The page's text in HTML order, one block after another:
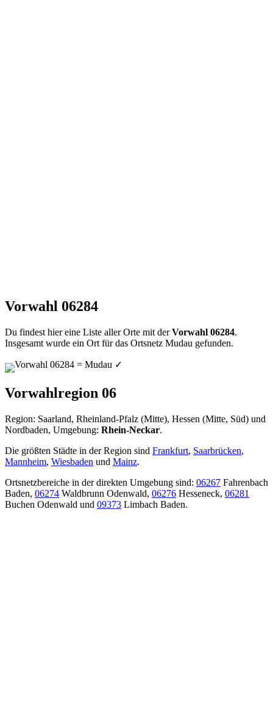
Vorwahl 06284
Du findest hier eine Liste aller Orte mit derVorwahl 06284.
Insgesamt wurde ein Ort für das Ortsnetz Mudau gefunden.
Vorwahl 06284 = Mudau ✓
Vorwahlregion 06
Region: Saarland, Rheinland-Pfalz (Mitte), Hessen (Mitte, Süd) und
Nordbaden, Umgebung: Rhein-Neckar.
Die größten Städte in der Region sind Frankfurt, Saarbrücken,
Mannheim, Wiesbaden und Mainz.
Ortsnetzbereiche in der direkten Umgebung sind: 06267 Fahrenbach
Baden, 06274 Waldbrunn Odenwald, 06276 Hesseneck, 06281
Buchen Odenwald und 09373 Limbach Baden.